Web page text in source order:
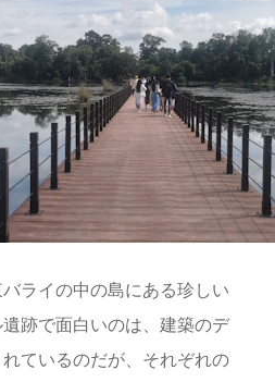
ライの中の島にある珍しい
跡で面白いのは、建築のデ
ているのだが、それぞれの